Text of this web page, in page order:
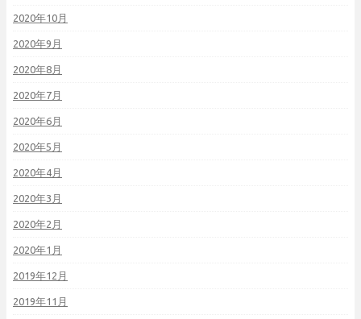
2020年10月
2020年9月
2020年8月
2020年7月
2020年6月
2020年5月
2020年4月
2020年3月
2020年2月
2020年1月
2019年12月
2019年11月